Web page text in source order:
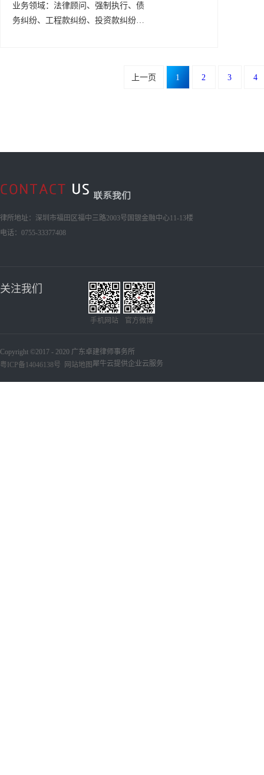
业务领域： 法律顾问、强制执行、债
务纠纷、工程款纠纷、投资款纠纷、
上一页 1 2 3 4
Copyright ©2017 - 2020 广东卓建律师事务所
粤ICP备14046138号 网站地图 犀牛云提供企业云服务
律所地址：深圳市福田区福中三路2003号国银金融中心11-13楼
电话：0755-33377408
关注我们
手机网站 官方微博